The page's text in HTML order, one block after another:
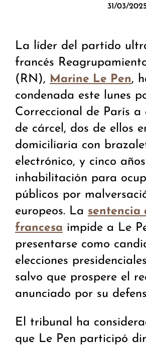
31/03/
La líder del partido
francés
(RN), Marine Le Pen,
condenada este lunes
Correccional de París a
de cárcel, dos de ellos
domiciliaria con
electrónico, y cinco
inhabilitación para
públicos por
europeos. La sentencia
francesa impide a Le
presentarse como
elecciones
salvo que prospere el
anunciado por su
El tribunal ha
que Le Pen participó